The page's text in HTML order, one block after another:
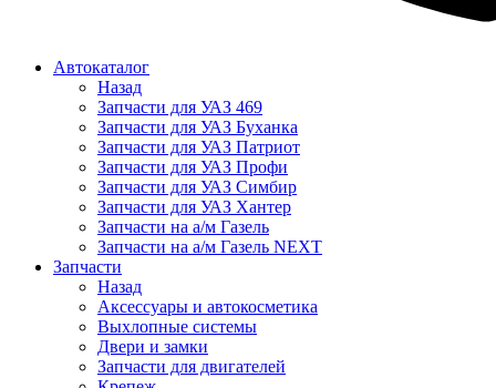
Автокаталог
Назад
Запчасти для УАЗ 469
Запчасти для УАЗ Буханка
Запчасти для УАЗ Патриот
Запчасти для УАЗ Профи
Запчасти для УАЗ Симбир
Запчасти для УАЗ Хантер
Запчасти на а/м Газель
Запчасти на а/м Газель NEXT
Запчасти
Назад
Аксессуары и автокосметика
Выхлопные системы
Двери и замки
Запчасти для двигателей